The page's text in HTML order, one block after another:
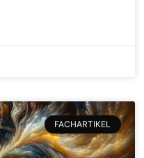
FACHARTIKEL